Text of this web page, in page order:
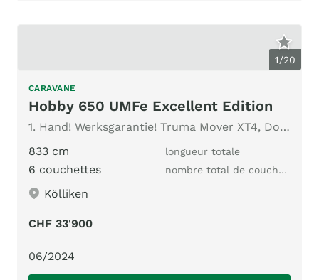
1/20
CARAVANE
Hobby 650 UMFe Excellent Edition
1. Hand! Werksgarantie! Truma Mover XT4, Dometic Dachklima,
833 cm
longueur totale
6 couchettes nombre total de couchages
Kölliken
CHF 33'900
06/2024